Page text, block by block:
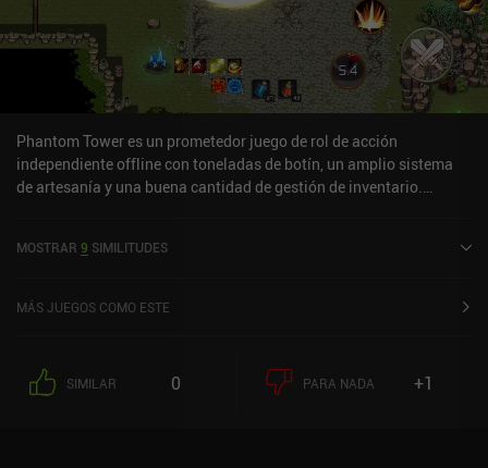
Phantom Tower es un prometedor juego de rol de acción
independiente offline con toneladas de botín, un amplio sistema
de artesanía y una buena cantidad de gestión de inventario.
dejan caer equipo y materiales de artesanía, cajas con pociones de
también nos encontramos con estatuas que nos permiten elegir
de nivel, mejoramos nuestras habilidades eligiendo una de las tres
mejoras aleatorias para una de ellas. La mayoría de ellas vienen
MOSTRAR 9 SIMILITUDES
MÁS JUEGOS COMO ESTE
SIMILAR 0 PARA NADA +1